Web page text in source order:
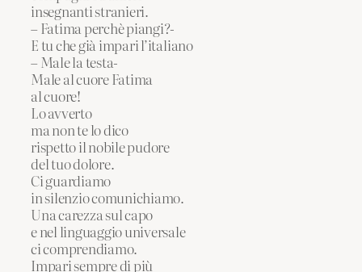
insegnanti stranieri.
– Fatima perchè piangi?-
E tu che già impari l’italiano
– Male la testa-
Male al cuore Fatima
al cuore!
Lo avverto
ma non te lo dico
rispetto il nobile pudore
del tuo dolore.
Ci guardiamo
in silenzio comunichiamo.
Una carezza sul capo
e nel linguaggio universale
ci comprendiamo.
Impari sempre di più